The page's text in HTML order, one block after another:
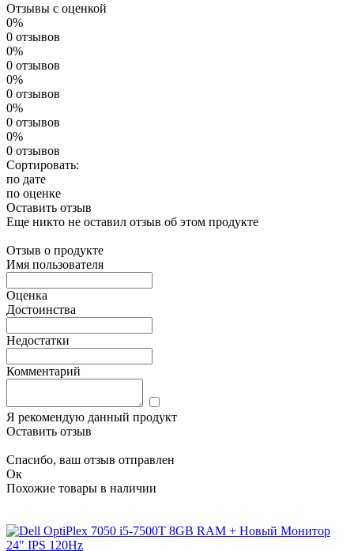
Отзывы с оценкой
0%
0 отзывов
0%
0 отзывов
0%
0 отзывов
0%
0 отзывов
0%
0 отзывов
Сортировать:
по дате
по оценке
Оставить отзыв
Еще никто не оставил отзыв об этом продукте
Отзыв о продукте
Имя пользователя
Оценка
Достоинства
Недостатки
Комментарий
Я рекомендую данный продукт
Оставить отзыв
Спасибо, ваш отзыв отправлен
Ок
Похожие товары в наличии